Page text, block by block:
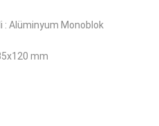
: Alüminyum Monoblok
mm